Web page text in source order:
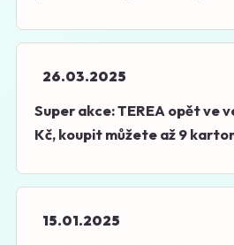
26.03.2025
Super akce: TEREA opět ve
Kč, koupit můžete až 9
15.01.2025